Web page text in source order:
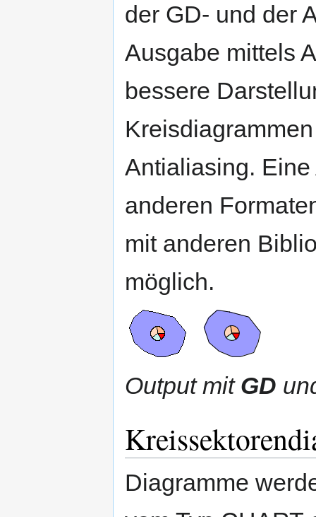
der GD- und der
Ausgabe mittels
bessere
Antialiasing.
anderen
mit anderen
möglich.
Output mit GD
Diagramme